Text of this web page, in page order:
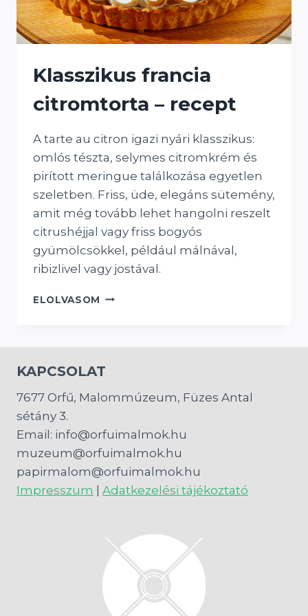
Klasszikus francia
citromtorta – recept
A tarte au citron igazi nyári klasszikus:
omlós tészta, selymes citromkrém és
pirított meringue találkozása egyetlen
szeletben. Friss, üde, elegáns sütemény,
amit még tovább lehet hangolni reszelt
citrushéjjal vagy friss bogyós
gyümölcsökkel, például málnával,
ribizlivel vagy jostával.
ELOLVASOM KLASSZIKUS
KAPCSOLAT
7677 Orfű, Malommúzeum, Füzes Antal
sétány 3.
Email: info@orfuimalmok.hu
muzeum@orfuimalmok.hu
papirmalom@orfuimalmok.hu
Impresszum | Adatkezelési tájékoztató